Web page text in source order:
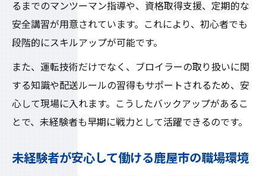
るまでのマンツーマン指導や、資格取得支援、定期的な
安全講習が用意されています。これにより、初心者でも
段階的にスキルアップが可能です。
また、運転技術だけでなく、ブロイラーの取り扱いに関
する知識や配送ルールの習得もサポートされるため、安
心して現場に入れます。こうしたバックアップがあるこ
とで、未経験者も早期に戦力として活躍できるのです。
未経験者が安心して働ける鹿屋市の職場環境